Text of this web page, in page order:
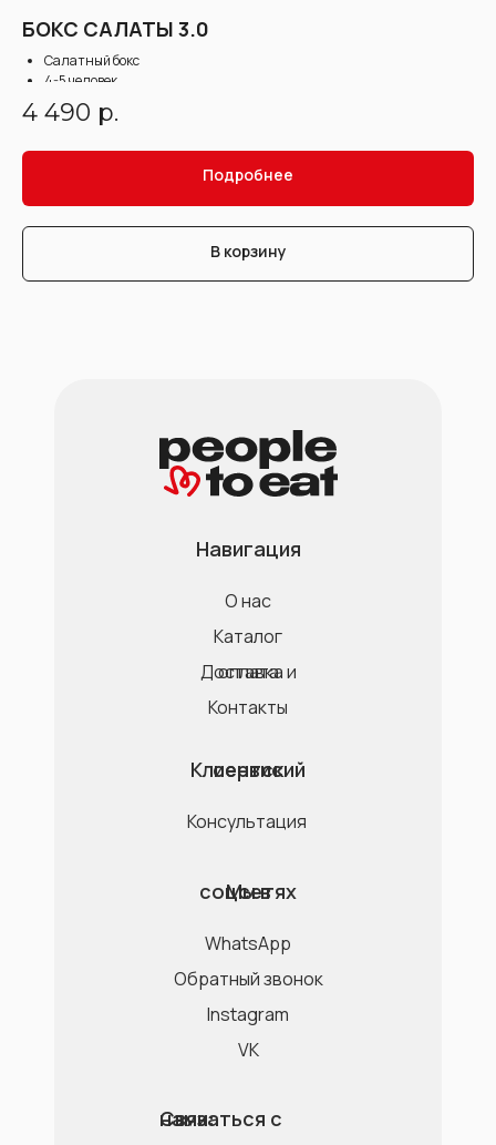
БОКС САЛАТЫ 3.0
Салатный бокс
4-5 человек
Вес: 2000 г
4 490 р.
Подробнее
В корзину
Навигация
О нас
Контакты
Каталог
Доставка и оплата
Консультация
Клиентский сервис
Instagram
VK
WhatsApp
Обратный звонок
Мы в соцсетях
Связаться с нами: